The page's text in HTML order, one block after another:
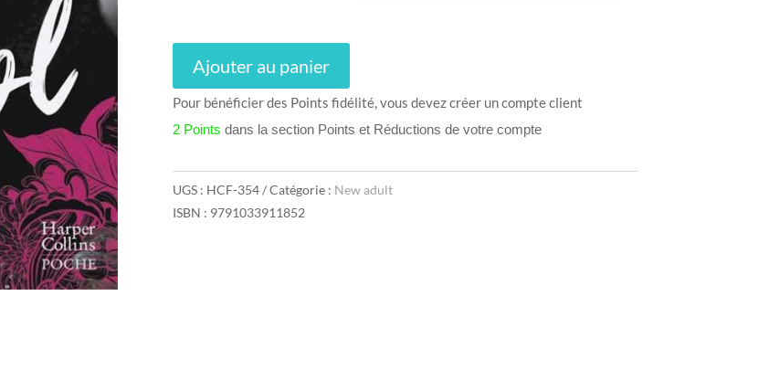
Ajouter au panier
Pour bénéficier des Points fidélité, vous devez créer un compte client
2 Points dans la section Points et Réductions de votre compte
UGS : HCF-354 Catégorie : New adult
ISBN : 9791033911852